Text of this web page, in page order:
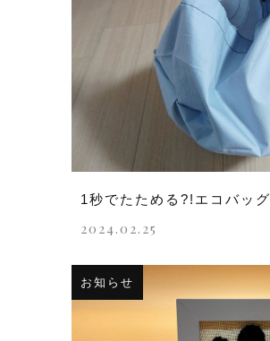
1秒でたためる?!エコバッグ
2024.02.25
お知らせ